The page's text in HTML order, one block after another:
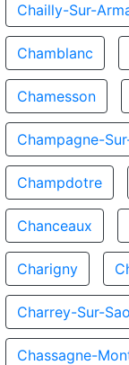
Chailly-Sur-
Chamblanc
Chamesson
Champagne-
Champdotre
Chanceaux
Charigny
Charrey-Sur-
Chassagne-